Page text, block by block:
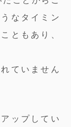
なタイミン
ともあり、
ていません
ップしてい